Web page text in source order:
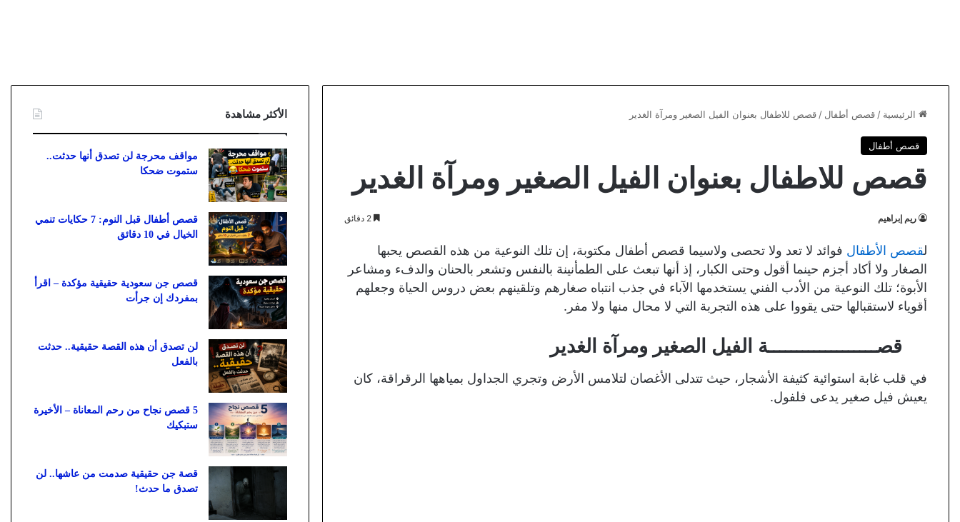
الرئيسية / قصص أطفال / قصص للاطفال بعنوان الفيل الصغير ومرآة الغدير
قصص أطفال
قصص للاطفال بعنوان الفيل الصغير ومرآة الغدير
ريم إبراهيم
لقصص الأطفال فوائد لا تعد ولا تحصى ولاسيما قصص أطفال مكتوبة، إن تلك النوعية من هذه القصص يحبها
الصغار ولا أكاد أجزم حينما أقول وحتى الكبار، إذ أنها تبعث على الطمأنينة بالنفس وتشعر بالحنان والدفء ومشاعر
الأبوة؛ تلك النوعية من الأدب الفني يستخدمها الآباء في جذب انتباه صغارهم وتلقينهم بعض دروس الحياة وجعلهم
أقوياء لاستقبالها حتى يقووا على هذه التجربة التي لا محال منها ولا مفر.
قصـــــــــــــــــــة الفيل الصغير ومرآة الغدير
في قلب غابة استوائية كثيفة الأشجار، حيث تتدلى الأغصان لتلامس الأرض وتجري الجداول بمياهها الرقراقة، كان
يعيش فيل صغير يدعى فلفول.
الأكثر مشاهدة
مواقف محرجة لن تصدق أنها حدثت..
ستموت ضحكا
قصص أطفال قبل النوم: 7 حكايات تنمي
الخيال في 10 دقائق
قصص جن سعودية حقيقية مؤكدة – اقرأ
بمفردك إن جرأت
لن تصدق أن هذه القصة حقيقية.. حدثت
بالفعل
5 قصص نجاح من رحم المعاناة – الأخيرة
ستبكيك
قصة جن حقيقية صدمت من عاشها.. لن
تصدق ما حدث!